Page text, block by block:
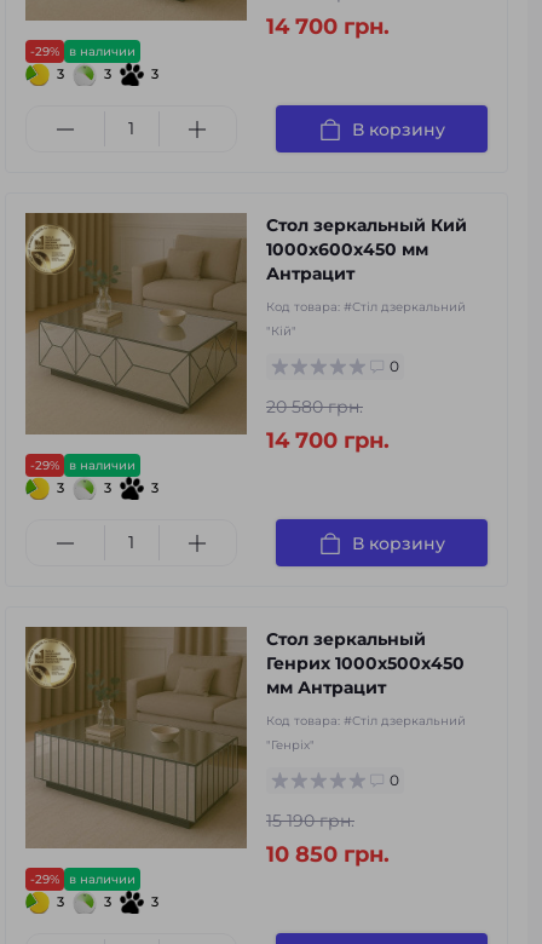
-29% в наличии
3 3 3
14 700 грн.
В корзину
-29% в наличии
3 3 3
Стол зеркальный Кий
1000х600х450 мм
Антрацит
Код товара: #Стіл дзеркальний
"Кій"
0
20 580 грн.
14 700 грн.
В корзину
-29% в наличии
3 3 3
Стол зеркальный
Генрих 1000х500х450
мм Антрацит
Код товара: #Стіл дзеркальний
"Генріх"
0
15 190 грн.
10 850 грн.